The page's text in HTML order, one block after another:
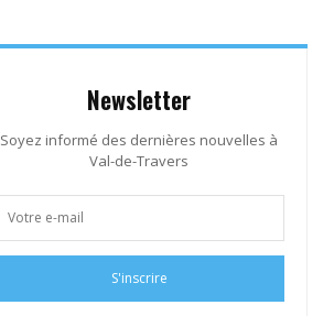
Newsletter
Soyez informé des dernières nouvelles à
Val-de-Travers
S'inscrire